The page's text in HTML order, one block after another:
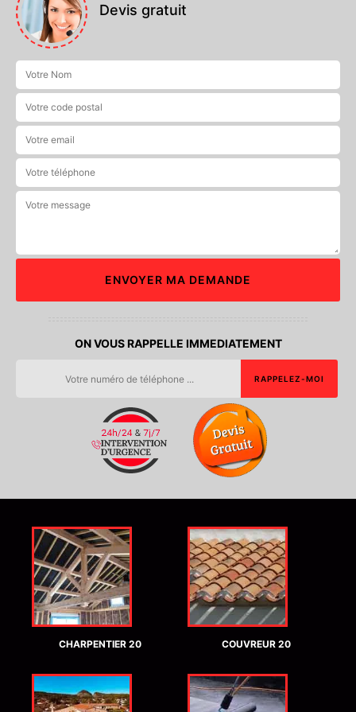
Devis gratuit
ON VOUS RAPPELLE IMMEDIATEMENT
CHARPENTIER 20 COUVREUR 20